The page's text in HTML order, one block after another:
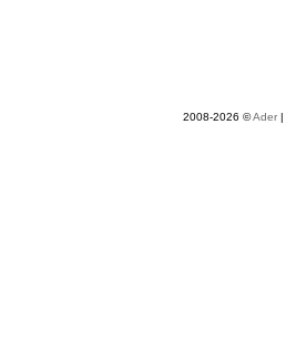
2008-2026 ©Ader |